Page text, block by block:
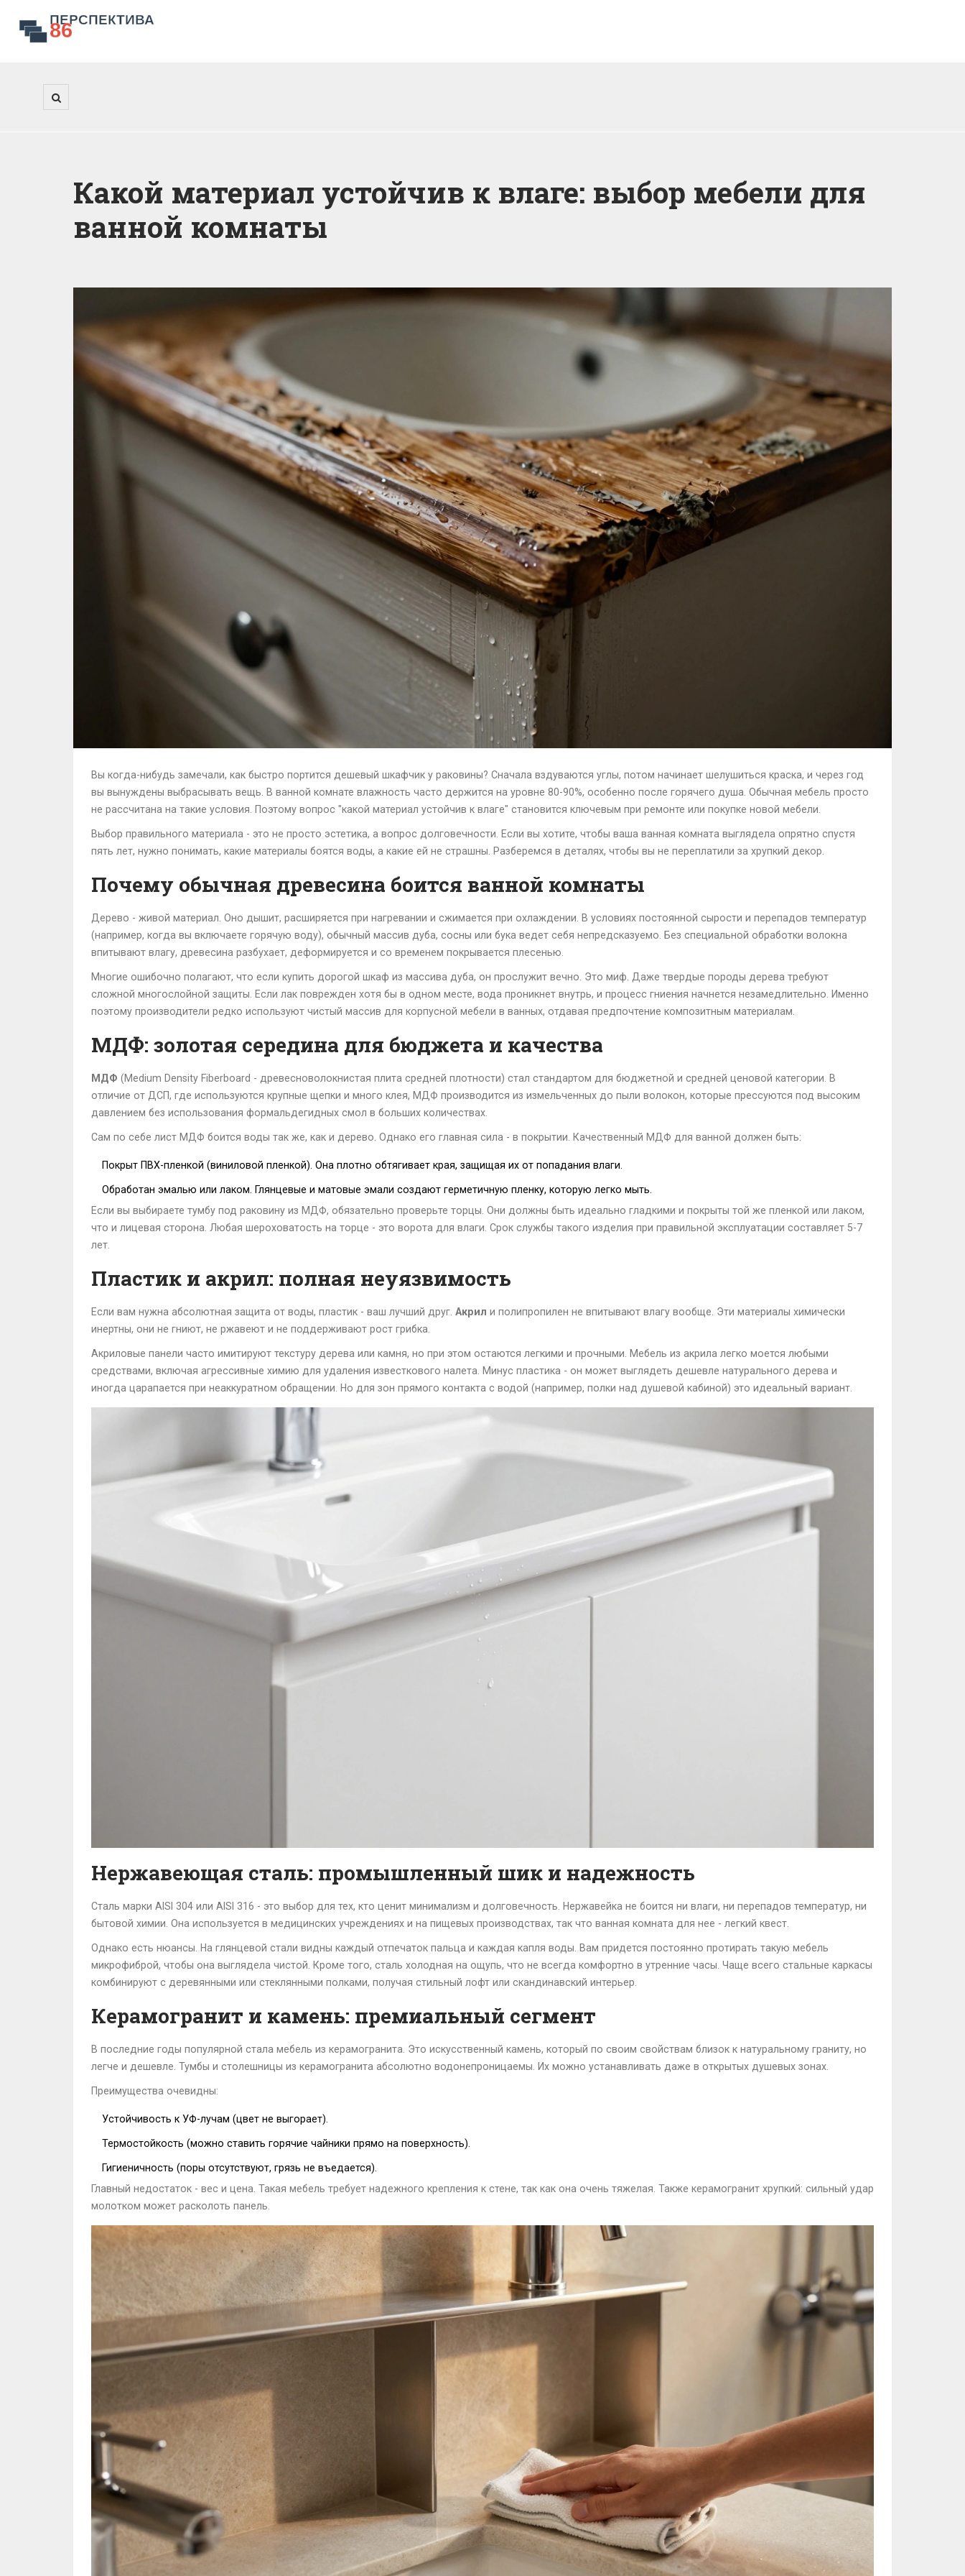
Какой материал устойчив к влаге: выбор мебели для
ванной комнаты
Вы когда-нибудь замечали, как быстро портится дешевый шкафчик у раковины? Сначала вздуваются углы, потом начинает шелушиться краска, и через год
вы вынуждены выбрасывать вещь. В ванной комнате влажность часто держится на уровне 80-90%, особенно после горячего душа. Обычная мебель просто
не рассчитана на такие условия. Поэтому вопрос "какой материал устойчив к влаге" становится ключевым при ремонте или покупке новой мебели.
Выбор правильного материала - это не просто эстетика, а вопрос долговечности. Если вы хотите, чтобы ваша ванная комната выглядела опрятно спустя
пять лет, нужно понимать, какие материалы боятся воды, а какие ей не страшны. Разберемся в деталях, чтобы вы не переплатили за хрупкий декор.
Почему обычная древесина боится ванной комнаты
Дерево - живой материал. Оно дышит, расширяется при нагревании и сжимается при охлаждении. В условиях постоянной сырости и перепадов температур
(например, когда вы включаете горячую воду), обычный массив дуба, сосны или бука ведет себя непредсказуемо. Без специальной обработки волокна
впитывают влагу, древесина разбухает, деформируется и со временем покрывается плесенью.
Многие ошибочно полагают, что если купить дорогой шкаф из массива дуба, он прослужит вечно. Это миф. Даже твердые породы дерева требуют
сложной многослойной защиты. Если лак поврежден хотя бы в одном месте, вода проникнет внутрь, и процесс гниения начнется незамедлительно. Именно
поэтому производители редко используют чистый массив для корпусной мебели в ванных, отдавая предпочтение композитным материалам.
МДФ: золотая середина для бюджета и качества
МДФ (Medium Density Fiberboard - древесноволокнистая плита средней плотности) стал стандартом для бюджетной и средней ценовой категории. В
отличие от ДСП, где используются крупные щепки и много клея, МДФ производится из измельченных до пыли волокон, которые прессуются под высоким
давлением без использования формальдегидных смол в больших количествах.
Сам по себе лист МДФ боится воды так же, как и дерево. Однако его главная сила - в покрытии. Качественный МДФ для ванной должен быть:
Покрыт ПВХ-пленкой (виниловой пленкой). Она плотно обтягивает края, защищая их от попадания влаги.
Обработан эмалью или лаком. Глянцевые и матовые эмали создают герметичную пленку, которую легко мыть.
Если вы выбираете тумбу под раковину из МДФ, обязательно проверьте торцы. Они должны быть идеально гладкими и покрыты той же пленкой или лаком,
что и лицевая сторона. Любая шероховатость на торце - это ворота для влаги. Срок службы такого изделия при правильной эксплуатации составляет 5-7
лет.
Пластик и акрил: полная неуязвимость
Если вам нужна абсолютная защита от воды, пластик - ваш лучший друг. Акрил и полипропилен не впитывают влагу вообще. Эти материалы химически
инертны, они не гниют, не ржавеют и не поддерживают рост грибка.
Акриловые панели часто имитируют текстуру дерева или камня, но при этом остаются легкими и прочными. Мебель из акрила легко моется любыми
средствами, включая агрессивные химию для удаления известкового налета. Минус пластика - он может выглядеть дешевле натурального дерева и
иногда царапается при неаккуратном обращении. Но для зон прямого контакта с водой (например, полки над душевой кабиной) это идеальный вариант.
Нержавеющая сталь: промышленный шик и надежность
Сталь марки AISI 304 или AISI 316 - это выбор для тех, кто ценит минимализм и долговечность. Нержавейка не боится ни влаги, ни перепадов температур, ни
бытовой химии. Она используется в медицинских учреждениях и на пищевых производствах, так что ванная комната для нее - легкий квест.
Однако есть нюансы. На глянцевой стали видны каждый отпечаток пальца и каждая капля воды. Вам придется постоянно протирать такую мебель
микрофиброй, чтобы она выглядела чистой. Кроме того, сталь холодная на ощупь, что не всегда комфортно в утренние часы. Чаще всего стальные каркасы
комбинируют с деревянными или стеклянными полками, получая стильный лофт или скандинавский интерьер.
Керамогранит и камень: премиальный сегмент
В последние годы популярной стала мебель из керамогранита. Это искусственный камень, который по своим свойствам близок к натуральному граниту, но
легче и дешевле. Тумбы и столешницы из керамогранита абсолютно водонепроницаемы. Их можно устанавливать даже в открытых душевых зонах.
Преимущества очевидны:
Устойчивость к УФ-лучам (цвет не выгорает).
Термостойкость (можно ставить горячие чайники прямо на поверхность).
Гигиеничность (поры отсутствуют, грязь не въедается).
Главный недостаток - вес и цена. Такая мебель требует надежного крепления к стене, так как она очень тяжелая. Также керамогранит хрупкий: сильный удар
молотком может расколоть панель.